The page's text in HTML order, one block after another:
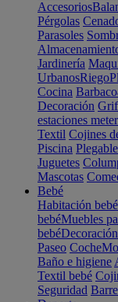
Accesorios
Pérgolas
Parasoles
Jardinería
UrbanosRiego
Cocina
Decoración
estaciones
Textil Cojines
Piscina Plegable
Juguetes
Mascotas
Bebé
Habitación bebé
bebéMuebles
bebé
Paseo Coche
Baño e higiene
Textil bebé
Seguridad